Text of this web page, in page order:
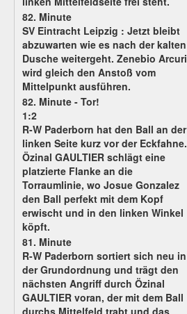
82. Minute
SV Eintracht Leipzig : Jetzt bleibt
abzuwarten wie es nach der kalten
Dusche weitergeht. Zenebio Arcuri
wird gleich den Anstoß vom
Mittelpunkt ausführen.
82. Minute - Tor!
1:2
R-W Paderborn hat den Ball an der
linken Seite kurz vor der Eckfahne.
Özinal GAULTIER schlägt eine
platzierte Flanke an die
Torraumlinie, wo Josue Gonzalez
den Ball perfekt mit dem Kopf
erwischt und in den linken Winkel
köpft.
81. Minute
R-W Paderborn sortiert sich neu in
der Grundordnung und trägt den
nächsten Angriff durch Özinal
GAULTIER voran, der mit dem Ball